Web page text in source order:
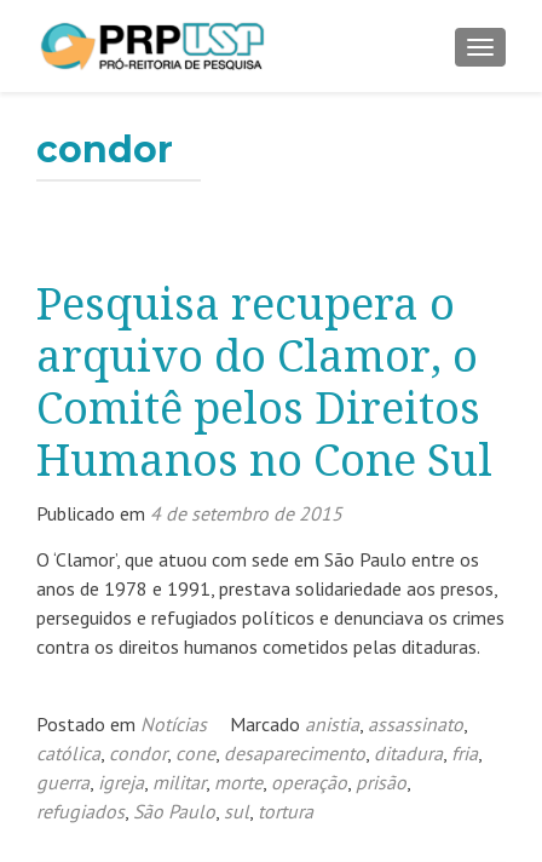
condor
Pesquisa recupera o
arquivo do Clamor, o
Comitê pelos Direitos
Humanos no Cone Sul
Publicado em 4 de setembro de 2015
O ‘Clamor’, que atuou com sede em São Paulo entre os
anos de 1978 e 1991, prestava solidariedade aos presos,
perseguidos e refugiados políticos e denunciava os crimes
contra os direitos humanos cometidos pelas ditaduras.
Postado em Notícias Marcado anistia, assassinato,
católica, condor, cone, desaparecimento, ditadura, fria,
guerra, igreja, militar, morte, operação, prisão,
refugiados, São Paulo, sul, tortura